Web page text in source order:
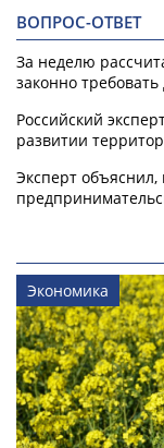
ВОПРОС-ОТВЕТ
За неделю
законно требовать
Российский
развитии
Эксперт
Экономика